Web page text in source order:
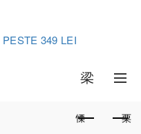
PESTE 349 LEI